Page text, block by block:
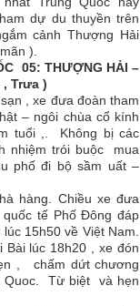
dự du thuyền trên
cảnh Thượng Hải
).
05: THƯỢNG HẢI –
, Trưa )
, xe đưa đoàn tham
– ngôi chùa cổ kính
tuổi ,. Không bị các
nhiệm trói buộc mua
phố đi bộ sầm uất –
hàng. Chiều xe đưa
tế Phố Đông đáp
15h50 về Việt Nam.
lúc 18h20 , xe đón
, chấm dứt chương
Quoc. Từ biệt và hẹn